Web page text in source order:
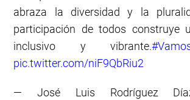
abraza la diversidad y la
participación de todos construye
inclusivo y vibrante.
pic.twitter.com/niF9QbRiu2
— José Luis Rodríguez